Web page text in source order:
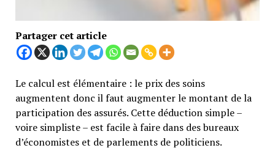
Partager cet article
Le calcul est élémentaire : le prix des soins
augmentent donc il faut augmenter le montant de la
participation des assurés. Cette déduction simple –
voire simpliste – est facile à faire dans des bureaux
d’économistes et de parlements de politiciens.